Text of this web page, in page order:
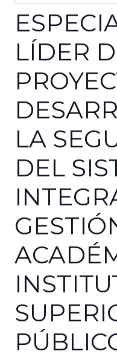
LÍDER
LA
DEL